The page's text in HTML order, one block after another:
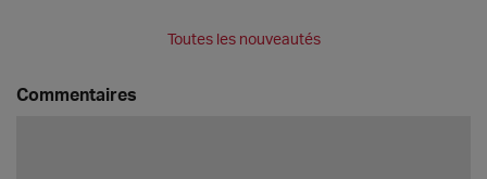
Toutes les nouveautés
Commentaires